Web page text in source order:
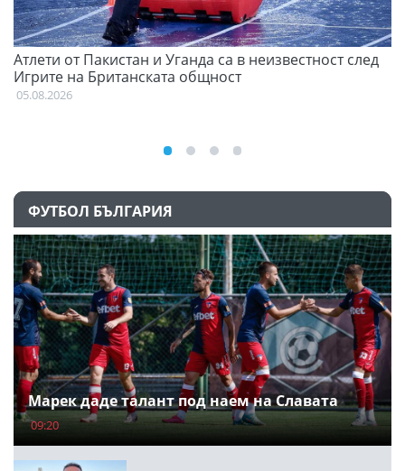
Атлети от Пакистан и Уганда са в неизвестност след
Игрите на Британската общност
05.08.2026
ФУТБОЛ БЪЛГАРИЯ
Марек даде талант под наем на Славата
09:20